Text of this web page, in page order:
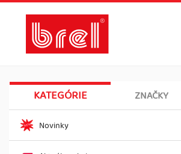
KATEGÓRIE ZNAČKY
Novinky